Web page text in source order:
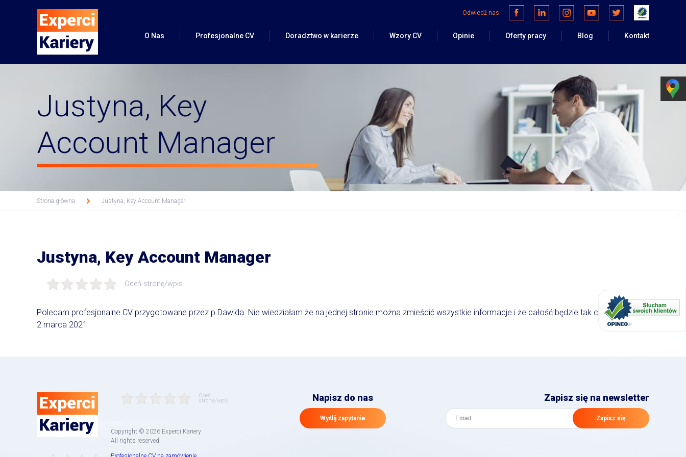
Odwiedź nas
FacebookLinkedin InstagramYoutube TwitterOpineo
O Nas Profesjonalne CV
Pakiet (CV + Profil LinkedIn)
Pakiet CV C-Level
Profil LinkedIn
Doradztwo w karierze
Rozmowa kwalifikacyjna
Coaching kariery – Specjalista
Coaching kariery – Manager
Coaching kariery – Executive
Wzory CV Opinie Oferty pracy Blog Kontakt
Justyna, Key
Account Manager
Strona główna
Justyna, Key Account Manager
Justyna, Key Account Manager
Oceń stronę/wpis
Polecam profesjonalne CV przygotowane przez p.Dawida. Nie wiedziałam że na jednej stronie można zmieścić wszystkie informacje i że całość będzie tak czytelna.
2 marca 2021
Oceń
stronę/wpis
Copyright © 2026 Experci Kariery
All rights reserved.
Napisz do nas
Wyślij zapytanie
Zapisz się na newsletter
Zapisz się